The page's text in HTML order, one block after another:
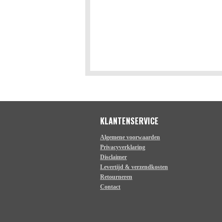
KLANTENSERVICE
Algemene voorwaarden
Privacyverklaring
Disclaimer
Levertijd & verzendkosten
Retourneren
Contact